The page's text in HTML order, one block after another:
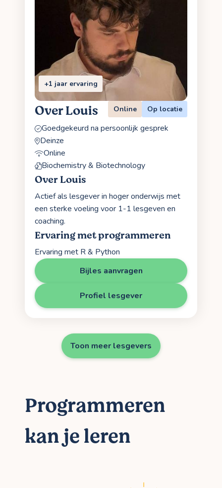
+1 jaar ervaring
Over Louis Online Op locatie
Goedgekeurd na persoonlijk gesprek
Deinze
Online
Biochemistry & Biotechnology
Over Louis
Actief als lesgever in hoger onderwijs met
een sterke voeling voor 1-1 lesgeven en
coaching.
Ervaring met programmeren
Ervaring met R & Python
Bijles aanvragen
Profiel lesgever
Toon meer lesgevers
Programmeren
kan je leren